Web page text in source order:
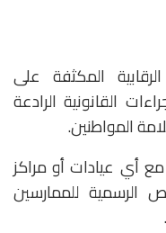
المكثفة على
القانونية الرادعة
المواطنين.
أي عيادات أو مراكز
الرسمية للممارسين